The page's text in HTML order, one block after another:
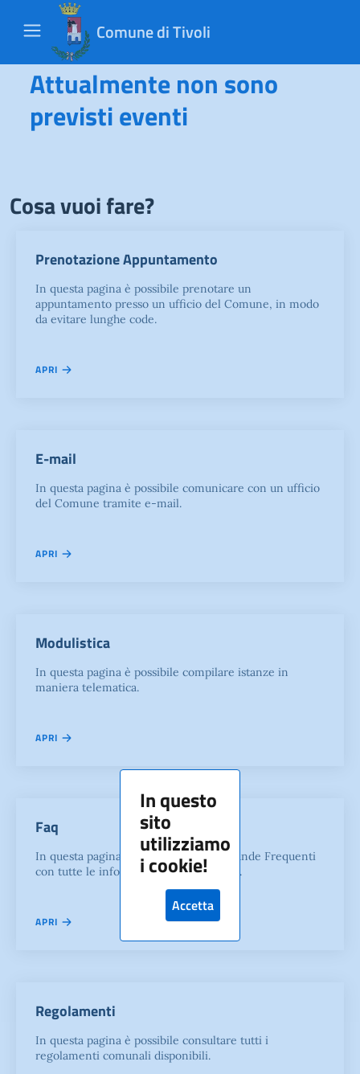
Comune di Tivoli
Attualmente non sono
previsti eventi
Cosa vuoi fare?
Prenotazione Appuntamento
In questa pagina è possibile prenotare un
appuntamento presso un ufficio del Comune, in modo
da evitare lunghe code.
APRI
E-mail
In questa pagina è possibile comunicare con un ufficio
del Comune tramite e-mail.
APRI
Modulistica
In questa pagina è possibile compilare istanze in
maniera telematica.
APRI
Faq
In questa pagina sono raccolte le Domande Frequenti
con tutte le informazioni per i cittadini.
APRI
Regolamenti
In questa pagina è possibile consultare tutti i
regolamenti comunali disponibili.
In questo
sito
utilizziamo
i cookie!
Accetta